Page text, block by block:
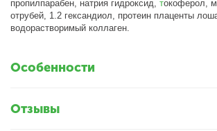
пропилпарабен, натрия гидроксид,токоферол,
отрубей, 1.2 гександиол, протеин плаценты
водорастворимый коллаген.
Особенности
Отзывы